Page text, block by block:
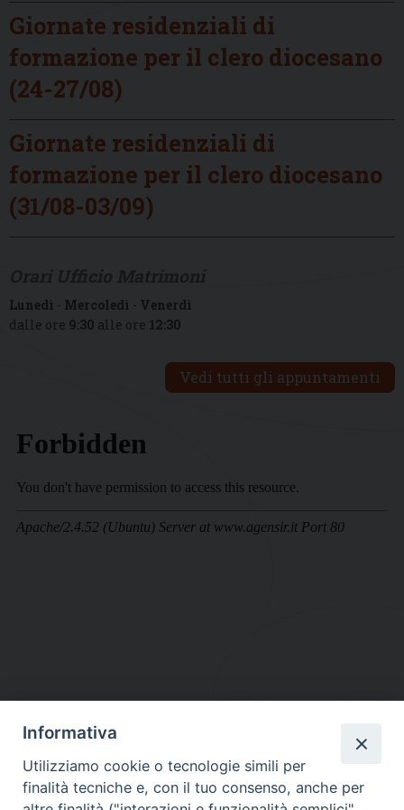
Giornate residenziali di
formazione per il clero diocesano
(24-27/08)
Giornate residenziali di
formazione per il clero diocesano
(31/08-03/09)
Lunedì - Mercoledì - Venerdì
dalle ore 9:30 alle ore 12:30
Vedi tutti gli appuntamenti
DIOCESI SUBURBICARIA DI ALBANO
Contatti:Tel.: 06.93268401 - Fax.: 06.9323844
E-mail:curia@diocesidialbano.it
Informativa
Utilizziamo cookie o tecnologie simili per
finalità tecniche e, con il tuo consenso, anche per